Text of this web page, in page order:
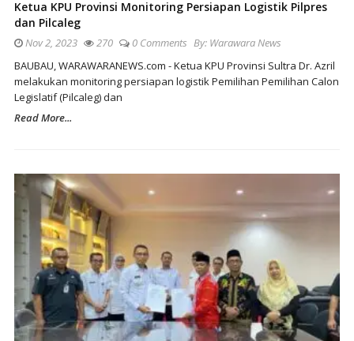
Ketua KPU Provinsi Monitoring Persiapan Logistik Pilpres
dan Pilcaleg
Nov 2, 2023 270 0 Comments By: Warawara News
BAUBAU, WARAWARANEWS.com - Ketua KPU Provinsi Sultra Dr. Azril
melakukan monitoring persiapan logistik Pemilihan Pemilihan Calon
Legislatif (Pilcaleg) dan
Read More...